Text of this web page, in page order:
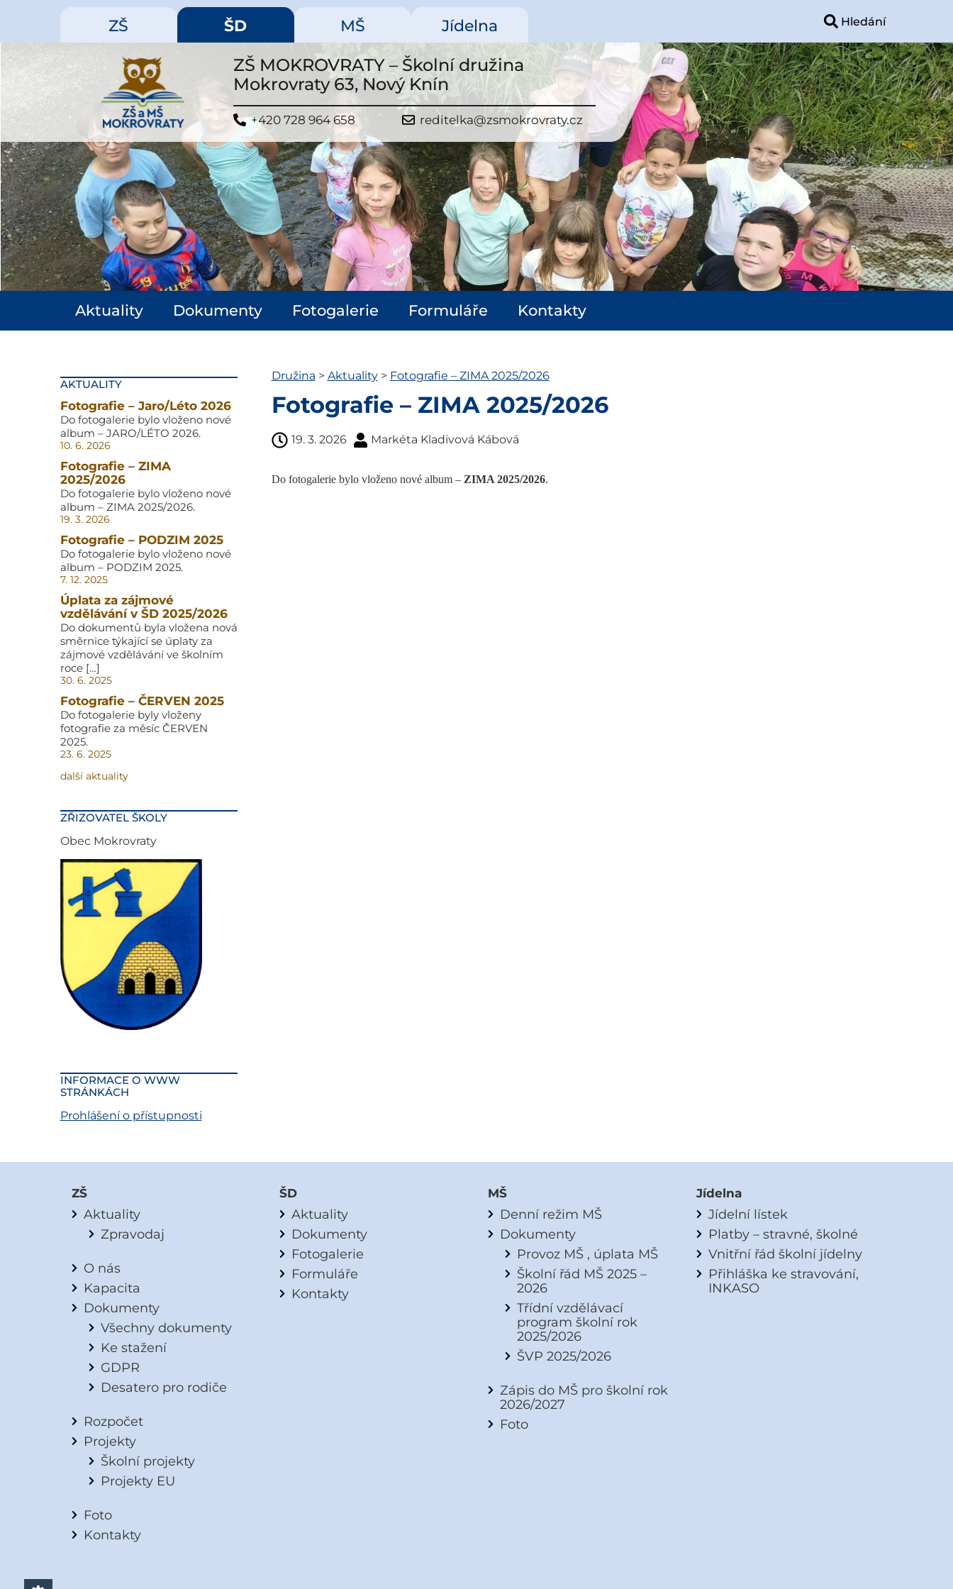
ZŠ ŠD MŠ Jídelna
ZŠ MOKROVRATY – Školní družina
Mokrovraty 63, Nový Knín
+420 728 964 658 reditelka@zsmokrovraty.cz
Aktuality Dokumenty Fotogalerie Formuláře Kontakty
AKTUALITY
Fotografie – Jaro/Léto 2026
Do fotogalerie bylo vloženo nové
album – JARO/LÉTO 2026.
10. 6. 2026
Fotografie – ZIMA
2025/2026
Do fotogalerie bylo vloženo nové
album – ZIMA 2025/2026.
19. 3. 2026
Fotografie – PODZIM 2025
Do fotogalerie bylo vloženo nové
album – PODZIM 2025.
7. 12. 2025
Úplata za zájmové
vzdělávání v ŠD 2025/2026
Do dokumentů byla vložena nová
směrnice týkající se úplaty za
zájmové vzdělávání ve školním
roce […]
30. 6. 2025
Fotografie – ČERVEN 2025
Do fotogalerie byly vloženy
fotografie za měsíc ČERVEN
2025.
23. 6. 2025
další aktuality
ZŘIZOVATEL ŠKOLY
Obec Mokrovraty
INFORMACE O WWW
STRÁNKÁCH
Prohlášení o přístupnosti
Družina > Aktuality> Fotografie – ZIMA 2025/2026
Fotografie – ZIMA 2025/2026
19. 3. 2026 Markéta Kladivová Kábová
Do fotogalerie bylo vloženo nové album – ZIMA 2025/2026.
ZŠ
Aktuality
Zpravodaj
O nás
Kapacita
Dokumenty
Všechny dokumenty
Ke stažení
GDPR
Desatero pro rodiče
Rozpočet
Projekty
Školní projekty
Projekty EU
Foto
Kontakty
ŠD
Aktuality
Dokumenty
Fotogalerie
Formuláře
Kontakty
MŠ
Denní režim MŠ
Dokumenty
Provoz MŠ , úplata MŠ
Školní řád MŠ 2025 –
2026
Třídní vzdělávací
program školní rok
2025/2026
ŠVP 2025/2026
Zápis do MŠ pro školní rok
2026/2027
Foto
Jídelna
Jídelní lístek
Platby – stravné, školné
Vnitřní řád školní jídelny
Přihláška ke stravování,
INKASO